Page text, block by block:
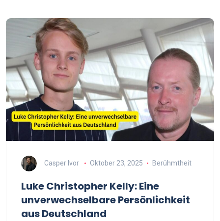
Casper Ivor Oktober 23, 2025 Berühmtheit
Luke Christopher Kelly: Eine
unverwechselbare Persönlichkeit
aus Deutschland